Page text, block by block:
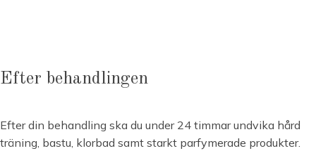
Efter behandlingen
Efter din behandling ska du under 24 timmar undvika hård
träning, bastu, klorbad samt starkt parfymerade produkter.